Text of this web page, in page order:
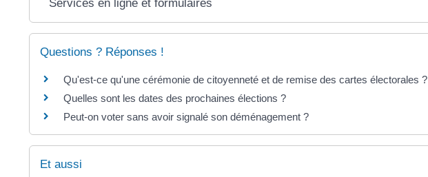
Services en ligne et formulaires
Questions ? Réponses !
Qu'est-ce qu'une cérémonie de citoyenneté et de remise des cartes électorales ?
Quelles sont les dates des prochaines élections ?
Peut-on voter sans avoir signalé son déménagement ?
Et aussi